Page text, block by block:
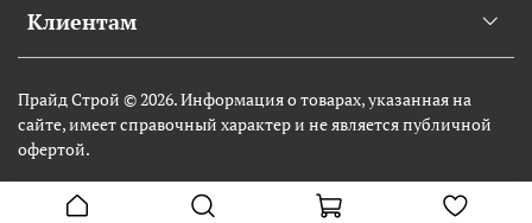
Клиентам
Прайд Строй © 2026. Информация о товарах, указанная на
сайте, имеет справочный характер и не является публичной
офертой.